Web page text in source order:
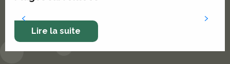
Lire la suite